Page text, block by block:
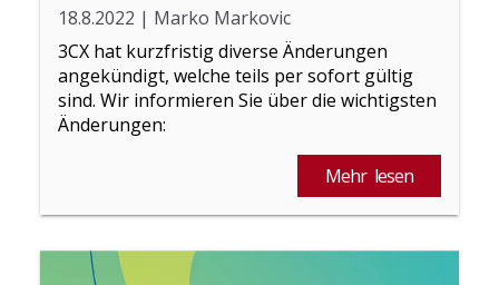
18.8.2022 | Marko Markovic
3CX hat kurzfristig diverse Änderungen
angekündigt, welche teils per sofort gültig
sind. Wir informieren Sie über die wichtigsten
Änderungen:
Mehr lesen